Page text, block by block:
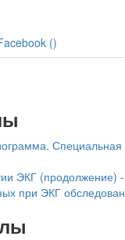
()
Специальная
ЭКГ (продолжение) -
при ЭКГ